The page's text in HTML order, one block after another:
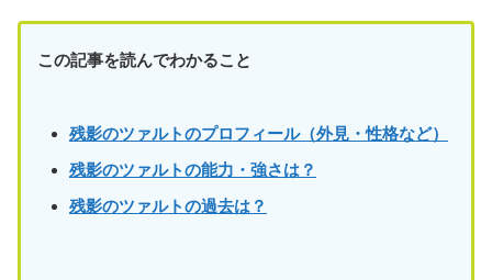
この記事を読んでわかること
残影のツァルトのプロフィール（外見・性格など）
残影のツァルトの能力・強さは？
残影のツァルトの過去は？